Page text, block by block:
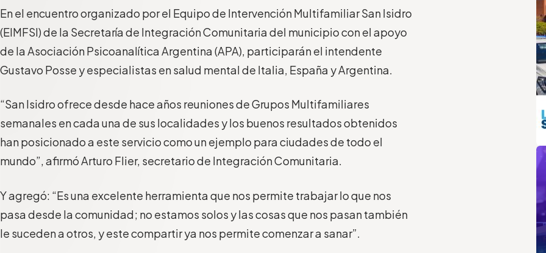
En el encuentro organizado por el Equipo de Intervención Multifamiliar San Isidro
(EIMFSI) de la Secretaría de Integración Comunitaria del municipio con el apoyo
de la Asociación Psicoanalítica Argentina (APA), participarán el intendente
Gustavo Posse y especialistas en salud mental de Italia, España y Argentina.
“San Isidro ofrece desde hace años reuniones de Grupos Multifamiliares
semanales en cada una de sus localidades y los buenos resultados obtenidos
han posicionado a este servicio como un ejemplo para ciudades de todo el
mundo”, afirmó Arturo Flier, secretario de Integración Comunitaria.
Y agregó: “Es una excelente herramienta que nos permite trabajar lo que nos
pasa desde la comunidad; no estamos solos y las cosas que nos pasan también
le suceden a otros, y este compartir ya nos permite comenzar a sanar”.